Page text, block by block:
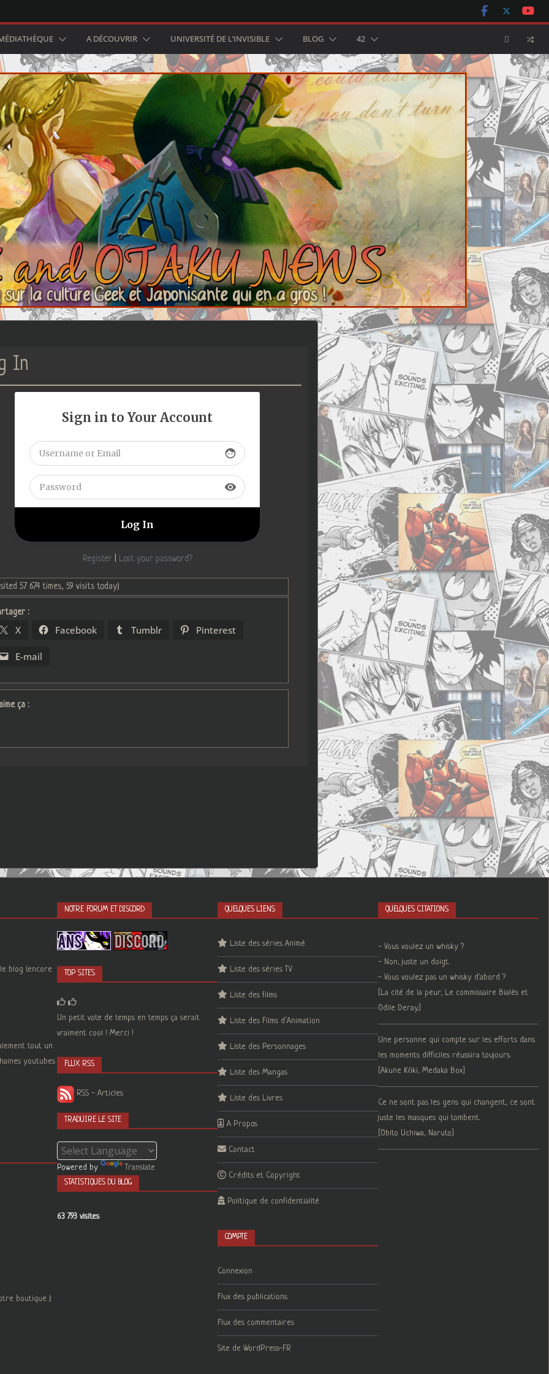
A DÉCOUVRIR UNIVERSITÉ DE L’INVISIBLE BLOG 42
In
Sign in to Your Account
face
visibility
Register Lost your password?
57 674 times, 59 visits today)
:
X Facebook Tumblr Pinterest
E-mail
ça :
blog (encore
tout un
youtubes
boutique :)
NOTRE FORUM ET DISCORD
TOP SITES
Un petit vote de temps en temps ça serait
vraiment cool ! Merci !
FLUX RSS
RSS - Articles
TRADUIRE LE SITE
Powered by Translate
STATISTIQUES DU BLOG
63 793 visites
QUELQUES LIENS
Liste des séries Animé
Liste des séries TV
Liste des films
Liste des Films d’Animation
Liste des Personnages
Liste des Mangas
Liste des Livres
A Propos
Contact
Crédits et Copyright
Politique de confidentialité
COMPTE
Connexion
Flux des publications
Flux des commentaires
Site de WordPress-FR
QUELQUES CITATIONS
- Vous voulez un whisky ?
- Non, juste un doigt.
- Vous voulez pas un whisky d'abord ?
[La cité de la peur, Le commissaire Bialès et
Odile Deray.]
Une personne qui compte sur les efforts dans
les moments difficiles réussira toujours.
[Akune Kōki, Medaka Box]
Ce ne sont pas les gens qui changent, ce sont
juste les masques qui tombent.
[Obito Uchiwa, Naruto]